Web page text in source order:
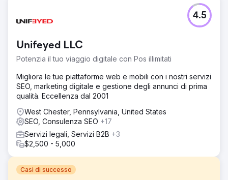
Unifeyed LLC
Potenzia il tuo viaggio digitale con Pos illimitati
4.5
Migliora le tue piattaforme web e mobili con i nostri servizi
SEO, marketing digitale e gestione degli annunci di prima
qualità. Eccellenza dal 2001
West Chester, Pennsylvania, United States
SEO, Consulenza SEO +17
Servizi legali, Servizi B2B +3
$2,500 - 5,000
Casi di successo